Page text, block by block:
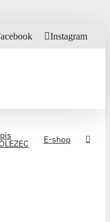
Instagram
E-shop